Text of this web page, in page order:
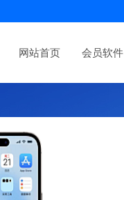
网站首页 会员软件